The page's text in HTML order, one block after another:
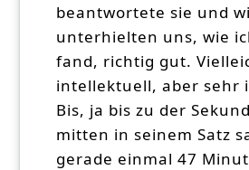
beantwortete sie und
unterhielten uns, wie
fand, richtig gut.
intellektuell, aber sehr
Bis, ja bis zu der
mitten in seinem Satz
gerade einmal 47